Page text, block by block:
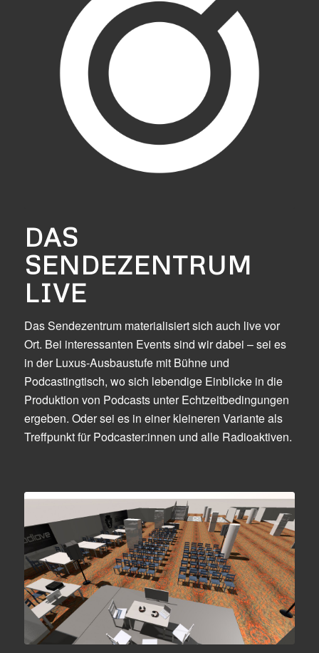
DAS
SENDEZENTRUM
LIVE
Das Sendezentrum materialisiert sich auch live vor
Ort. Bei interessanten Events sind wir dabei – sei es
in der Luxus-Ausbaustufe mit Bühne und
Podcastingtisch, wo sich lebendige Einblicke in die
Produktion von Podcasts unter Echtzeitbedingungen
ergeben. Oder sei es in einer kleineren Variante als
Treffpunkt für Podcaster:innen und alle Radioaktiven.